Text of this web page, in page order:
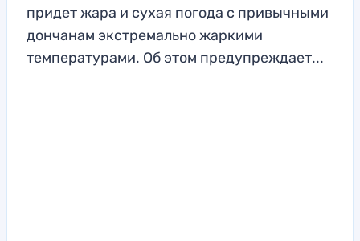
придет жара и сухая погода с привычными
дончанам экстремально жаркими
температурами. Об этом предупреждает...